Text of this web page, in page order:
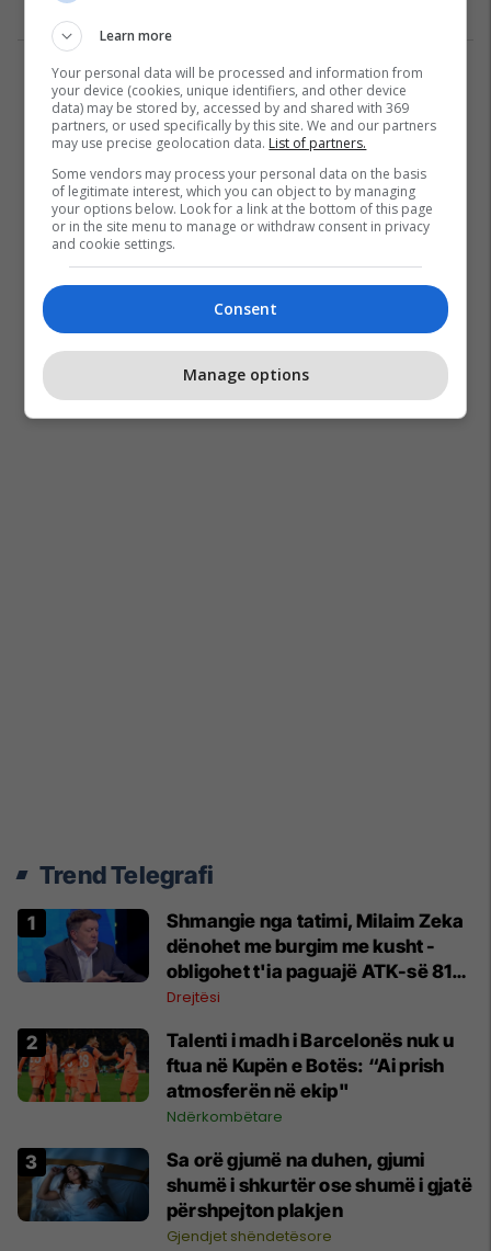
1
Trend Telegrafi
Shmangie nga tatimi, Milaim Zeka
dënohet me burgim me kusht -
obligohet t'ia paguajë ATK-së 81
mijë euro
Drejtësi
Talenti i madh i Barcelonës nuk u
ftua në Kupën e Botës: “Ai prish
atmosferën në ekip"
Ndërkombëtare
Sa orë gjumë na duhen, gjumi
shumë i shkurtër ose shumë i gjatë
përshpejton plakjen
Gjendjet shëndetësore
Learn more
Your personal data will be processed and information from
your device (cookies, unique identifiers, and other device
data) may be stored by, accessed by and shared with 369
partners, or used specifically by this site. We and our partners
may use precise geolocation data. List of partners.
Some vendors may process your personal data on the basis
of legitimate interest, which you can object to by managing
your options below. Look for a link at the bottom of this page
or in the site menu to manage or withdraw consent in privacy
and cookie settings.
Consent
Manage options